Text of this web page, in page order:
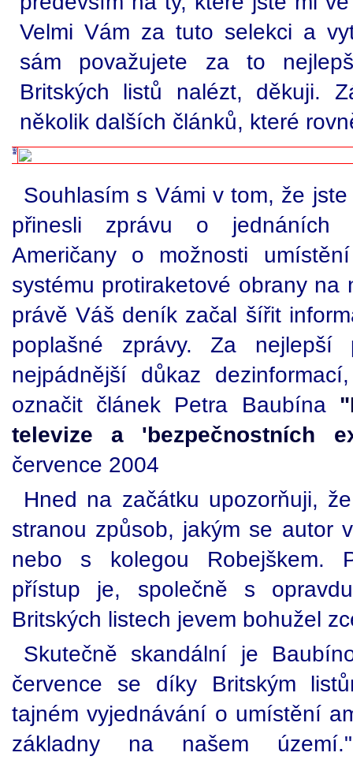
Velmi Vám za tuto selekci a
sám považujete za to
Britských listů nalézt, děkuji.
několik dalších článků, které
Souhlasím s Vámi v tom, že
přinesli zprávu o jednáních
Američany o možnosti
systému protiraketové obrany na
právě Váš deník začal šířit
poplašné zprávy. Za
nejpádnější důkaz
označit článek Petra Baubína
televize a 'bezpečnostních
července 2004
Hned na začátku upozorňuji,
stranou způsob, jakým se autor
nebo s kolegou Robejškem.
přístup je, společně s
Britských listech jevem bohužel
Skutečně skandální je
července se díky Britským
tajném vyjednávání o umístění
základny na našem